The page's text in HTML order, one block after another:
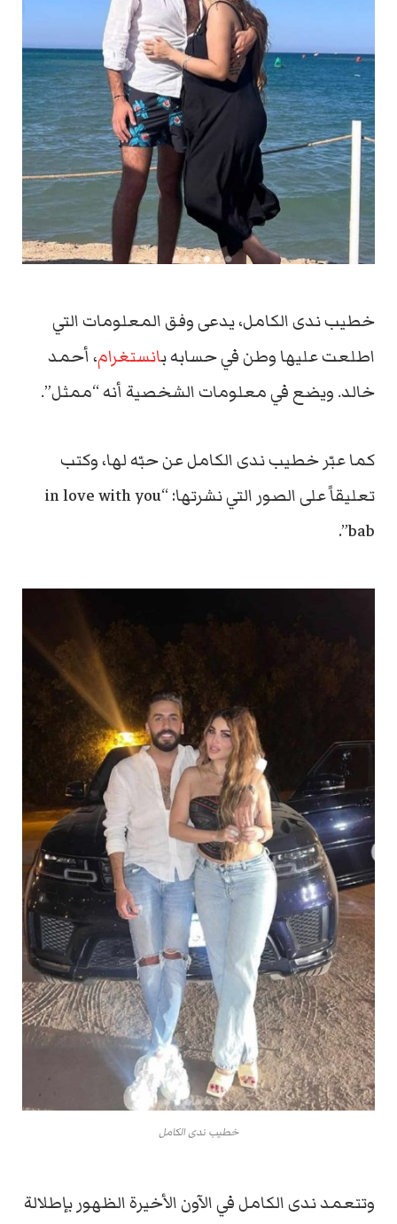
خطيب ندى الكامل، يدعى وفق المعلومات التي
اطلعت عليها وطن في حسابه بانستغرام، أحمد
خالد. ويضع في معلومات الشخصية أنه “ممثل”.
كما عبّر خطيب ندى الكامل عن حبّه لها، وكتب
تعليقاً على الصور التي نشرتها: “in love with you
bab”.
خطيب ندى الكامل
وتتعمد ندى الكامل في الآون الأخيرة الظهور بإطلالة